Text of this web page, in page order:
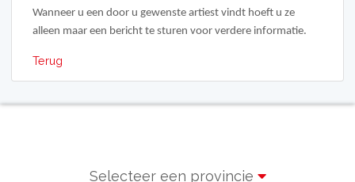
Wanneer u een door u gewenste artiest vindt hoeft u ze
alleen maar een bericht te sturen voor verdere informatie.
Terug
Selecteer een provincie